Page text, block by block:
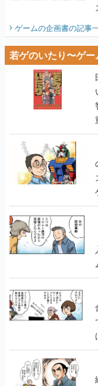
ゲームの企画書の記事
若ゲのいたり〜ゲ